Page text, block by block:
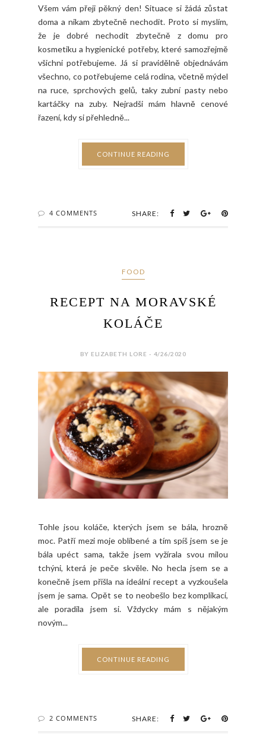
Všem vám přeji pěkný den! Situace si žádá zůstat
doma a nikam zbytečně nechodit. Proto si myslím,
že je dobré nechodit zbytečně z domu pro
kosmetiku a hygienické potřeby, které samozřejmě
všichni potřebujeme. Já si pravidělně objednávám
všechno, co potřebujeme celá rodina, včetně mýdel
na ruce, sprchových gelů, taky zubní pasty nebo
kartáčky na zuby. Nejradši mám hlavně cenové
řazení, kdy si přehledně...
CONTINUE READING
4 COMMENTS SHARE:
FOOD
RECEPT NA MORAVSKÉ
KOLÁČE
BY ELIZABETH LORE - 4/26/2020
Tohle jsou koláče, kterých jsem se bála, hrozně
moc. Patří mezi moje oblíbené a tím spíš jsem se je
bála upéct sama, takže jsem vyžírala svou milou
tchýni, která je peče skvěle. No hecla jsem se a
konečně jsem přišla na ideální recept a vyzkoušela
jsem je sama. Opět se to neobešlo bez komplikací,
ale poradila jsem si. Vždycky mám s nějakým
novým...
CONTINUE READING
2 COMMENTS SHARE: